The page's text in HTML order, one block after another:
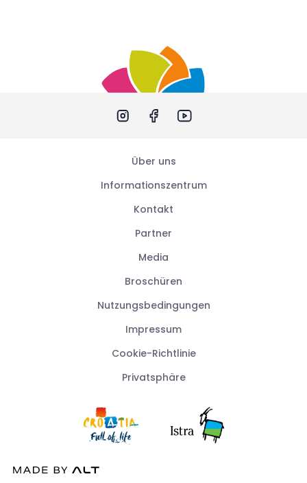
Über uns
Informationszentrum
Kontakt
Partner
Media
Broschüren
Nutzungsbedingungen
Impressum
Cookie-Richtlinie
Privatsphäre